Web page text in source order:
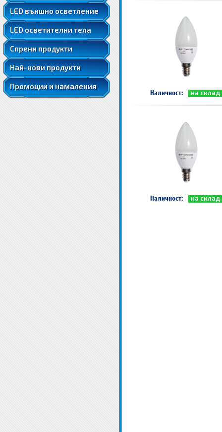
LED външно осветление
LED осветителни тела
Спрени продукти
LED ленти 5050
LED ленти 5050 RGB
LED ленти 5630
LED луни за вграждане
Най-нови продукти
Промоции и намаления
Наличност: на склад
Наличност: на склад